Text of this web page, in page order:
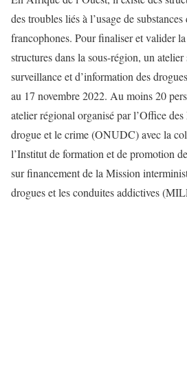
des troubles liés à l’usage de
francophones. Pour finaliser et valider
structures dans la sous-région, un atelier
surveillance et d’information des
au 17 novembre 2022. Au moins 20
atelier régional organisé par l’Office
drogue et le crime (ONUDC) avec la
l’Institut de formation et de promotion
sur financement de la Mission
drogues et les conduites addictives